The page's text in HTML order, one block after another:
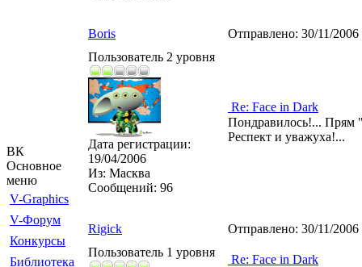
ВК
Основное
меню
V-Graphics
V-Форум
Конкурсы
Библиотека
Boris Отправлено: 30/11/
Пользователь 2 уровня
Дата регистрации:
19/04/2006
Из: Масква
Сообщений: 96
Re: Face in Dark
Пондравилось!... Прям
Респект и уважуха!...
Rigick Отправлено: 30/11/
Пользователь 1 уровня
Re: Face in Dark